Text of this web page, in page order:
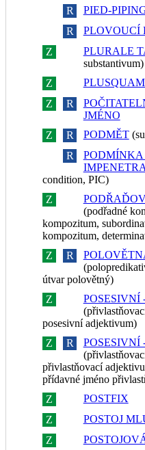
R
PIED-
R
PLOVOUCÍ
Z
PLURALE
substantivum)
Z
Z
R
JMÉNO
Z
R PODMĚT
R
condition, PIC)
Z
(podřadné
kompozitum,
kompozitum,
Z
R
útvar polovětný)
Z
posesivní adjektivum)
Z
R
přivlastňovací
přídavné jméno
Z
POSTFIX
Z
POSTOJ
Z